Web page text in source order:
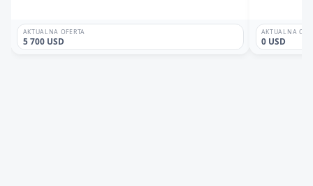
AKTUALNA OFERTA
5 700 USD
AKTUALNA
0 USD